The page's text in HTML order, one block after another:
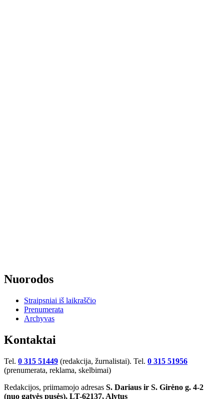
Nuorodos
Straipsniai iš laikraščio
Prenumerata
Archyvas
Kontaktai
Tel. 0 315 51449 (redakcija, žurnalistai). Tel. 0 315 51956
(prenumerata, reklama, skelbimai)
Redakcijos, priimamojo adresas S. Dariaus ir S. Girėno g. 4-2
(nuo gatvės pusės), LT-62137, Alytus